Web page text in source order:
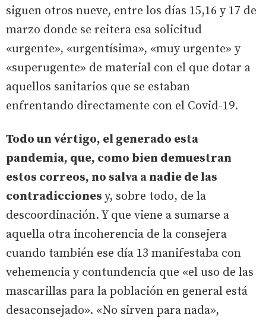
siguen otros nueve, entre los días 15,16 y 17 de
marzo donde se reitera esa solicitud
«urgente», «urgentísima», «muy urgente» y
«superugente» de material con el que dotar a
aquellos sanitarios que se estaban
enfrentando directamente con el Covid-19.
Todo un vértigo, el generado esta
pandemia, que, como bien demuestran
estos correos, no salva a nadie de las
contradicciones y, sobre todo, de la
descoordinación. Y que viene a sumarse a
aquella otra incoherencia de la consejera
cuando también ese día 13 manifestaba con
vehemencia y contundencia que «el uso de las
mascarillas para la población en general está
desaconsejado». «No sirven para nada»,